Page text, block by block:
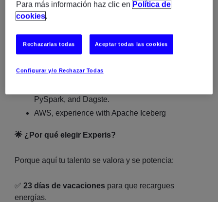
BigQuery and Dataform experience
Data modelling, like kimbal
Python (+pySpark), SQL
Reagg validation and deployment
(ex. awards data)
PySpark, and Dagste.
AWS, experience with Apache Iceberg
🌟 ¿Por qué elegir Experis?
Porque aquí tu talento se valora y se potencia:
✅ 23 días de vacaciones para que recargues
energías.
Para más información haz clic en Política de
cookies.
Configurar y/o Rechazar Todas
Rechazarlas todas Aceptar todas las cookies